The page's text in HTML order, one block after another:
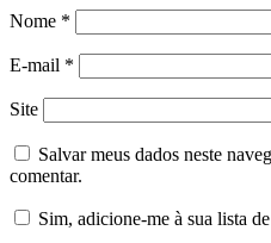
Nome *
E-mail *
Site
Salvar meus dados neste
comentar.
Sim, adicione-me à sua lista